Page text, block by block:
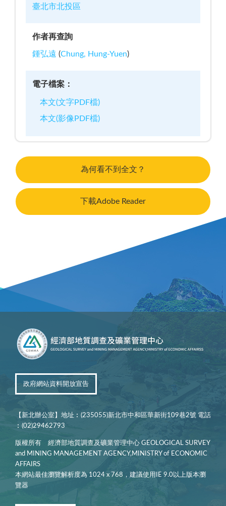
臺北市北投區
作者再查詢
鍾弘遠 (Chung, Hung-Yuen)
電子檔案：
本文(文字PDF檔)
本文(影像PDF檔)
為何看不到全文？
下載Adobe Reader
政府網站資料開放宣告
【新北辦公室】地址︰(235055)新北市中和區華新街109巷2號 電話
︰(02)29462793
版權所有 經濟部地質調查及礦業管理中心 GEOLOGICAL SURVEY
and MINING MANAGEMENT AGENCY,MINISTRY of ECONOMIC
AFFAIRS
本網站最佳瀏覽解析度為 1024 x 768，建議使用IE 9.0以上版本瀏
覽器